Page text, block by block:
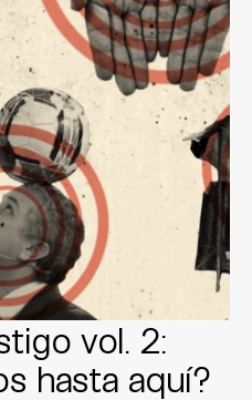
vol. 2:
hasta aquí?